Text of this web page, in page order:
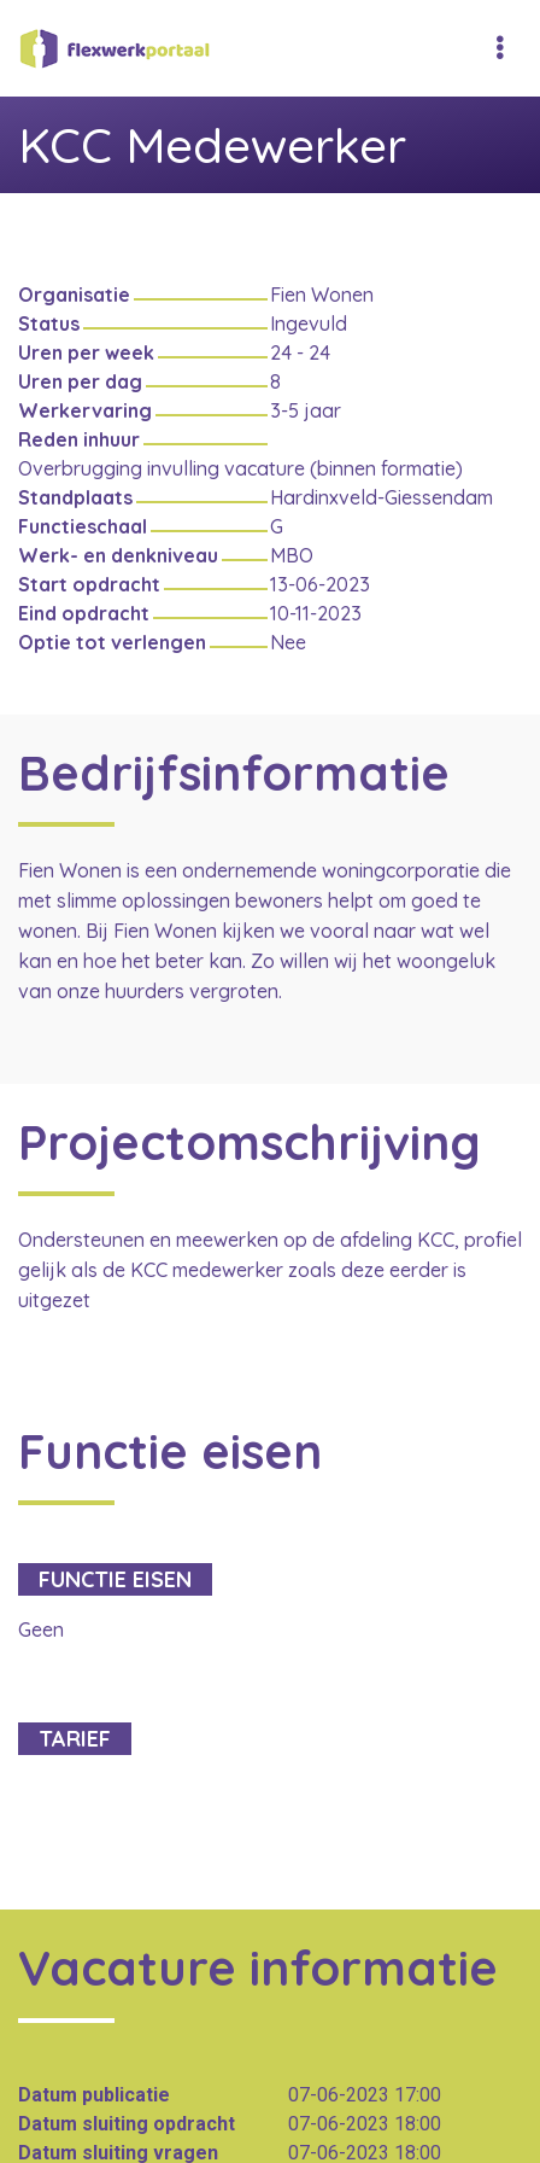
KCC Medewerker
Organisatie
Fien Wonen
Status
Ingevuld
Uren per week
24 - 24
Uren per dag
8
Werkervaring
3-5 jaar
Reden inhuur
Overbrugging invulling vacature (binnen formatie)
Standplaats
Hardinxveld-Giessendam
Functieschaal
G
Werk- en denkniveau
MBO
Start opdracht
13-06-2023
Eind opdracht
10-11-2023
Optie tot verlengen
Nee
Bedrijfsinformatie
Fien Wonen is een ondernemende woningcorporatie die
met slimme oplossingen bewoners helpt om goed te
wonen. Bij Fien Wonen kijken we vooral naar wat wel
kan en hoe het beter kan. Zo willen wij het woongeluk
van onze huurders vergroten.
Projectomschrijving
Ondersteunen en meewerken op de afdeling KCC, profiel
gelijk als de KCC medewerker zoals deze eerder is
uitgezet
Functie eisen
FUNCTIE EISEN
Geen
TARIEF
Vacature informatie
Datum publicatie
07-06-2023 17:00
Datum sluiting opdracht
07-06-2023 18:00
Datum sluiting vragen
07-06-2023 18:00